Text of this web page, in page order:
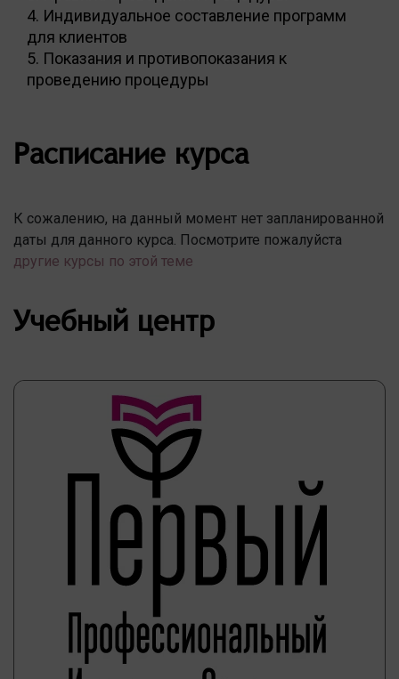
4. Индивидуальное составление программ
для клиентов
5. Показания и противопоказания к
проведению процедуры
Расписание курса
К сожалению, на данный момент нет запланированной
даты для данного курса. Посмотрите пожалуйста
другие курсы по этой теме
Учебный центр